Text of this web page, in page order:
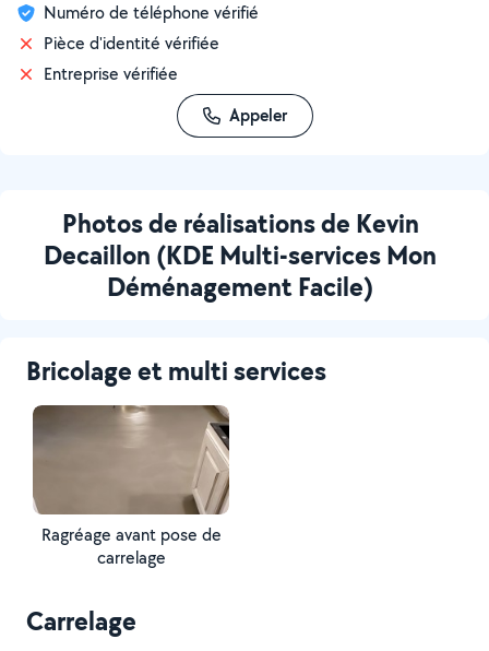
Numéro de téléphone vérifié
Pièce d'identité vérifiée
Entreprise vérifiée
Appeler
Photos de réalisations de Kevin
Decaillon (KDE Multi-services Mon
Déménagement Facile)
Bricolage et multi services
Ragréage avant pose de
carrelage
Carrelage